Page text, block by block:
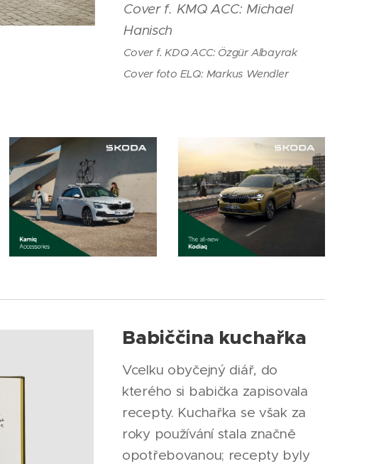
Cover f. KMQ ACC: Michael
Hanisch
Cover f. KDQ ACC: Özgür Albayrak
Cover foto ELQ: Markus Wendler
Babiččina kuchařka
Vcelku obyčejný diář, do
kterého si babička zapisovala
recepty. Kuchařka se však za
roky používání stala značně
opotřebovanou; recepty byly